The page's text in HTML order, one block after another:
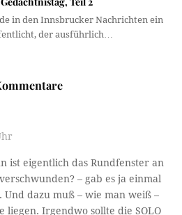
in den Innsbrucker Nachrichten ein
der ausführlich…
ist eigentlich das Rundfenster an
– gab es ja einmal
Und dazu muß – wie man weiß –
liegen. Irgendwo sollte die SOLO